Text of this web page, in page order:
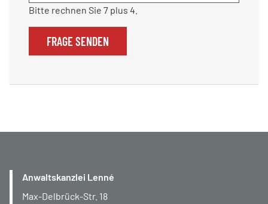
Bitte rechnen Sie 7 plus 4.
FRAGE SENDEN
Anwaltskanzlei Lenné
Max-Delbrück-Str. 18